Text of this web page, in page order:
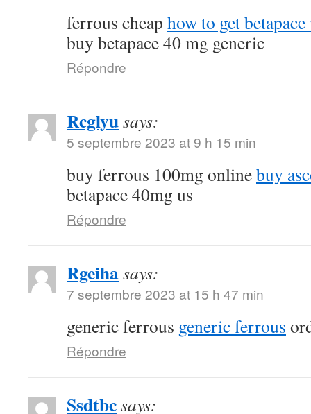
ferrous cheap how to get
buy betapace 40 mg generic
Répondre
Rcglyusays:
5 septembre 2023 at 9 h 15 min
buy ferrous 100mg onlinebuy
betapace 40mg us
Répondre
Rgeihasays:
7 septembre 2023 at 15 h 47 min
generic ferrous generic ferrous
Répondre
Ssdtbcsays: